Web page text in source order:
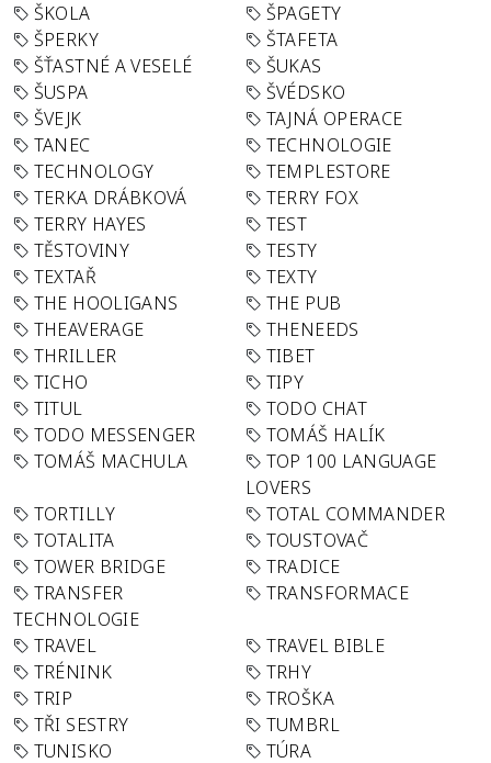
ŠKOLA
ŠPAGETY
ŠPERKY
ŠTAFETA
ŠŤASTNÉ A VESELÉ
ŠUKAS
ŠUSPA
ŠVÉDSKO
ŠVEJK
TAJNÁ OPERACE
TANEC
TECHNOLOGIE
TECHNOLOGY
TEMPLESTORE
TERKA DRÁBKOVÁ
TERRY FOX
TERRY HAYES
TEST
TĚSTOVINY
TESTY
TEXTAŘ
TEXTY
THE HOOLIGANS
THE PUB
THEAVERAGE
THENEEDS
THRILLER
TIBET
TICHO
TIPY
TITUL
TODO CHAT
TODO MESSENGER
TOMÁŠ HALÍK
TOMÁŠ MACHULA
TOP 100 LANGUAGE
LOVERS
TORTILLY
TOTAL COMMANDER
TOTALITA
TOUSTOVAČ
TOWER BRIDGE
TRADICE
TRANSFER
TECHNOLOGIE
TRANSFORMACE
TRAVEL
TRAVEL BIBLE
TRÉNINK
TRHY
TRIP
TROŠKA
TŘI SESTRY
TUMBRL
TUNISKO
TÚRA